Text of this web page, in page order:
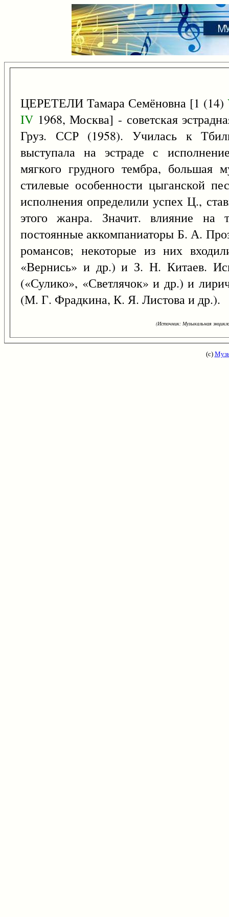
ЦЕРЕТЕЛИ Тамара Семёновна [1 (14)
IV 1968, Москва] - советская
Груз. ССР (1958). Училась к
выступала на эстраде с
мягкого грудного тембра, большая
стилевые особенности цыганской
исполнения определили успех Ц.,
этого жанра. Значит. влияние на
постоянные аккомпаниаторы Б. А.
романсов; некоторые из них
«Вернись» и др.) и З. Н. Китаев.
(«Сулико», «Светлячок» и др.) и
(М. Г. Фрадкина, К. Я. Листова и др.).
(Источник: Музыкальная
(с)